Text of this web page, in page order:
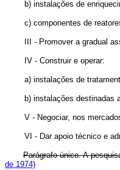
b) instalações de
c) componentes de
III - Promover a gradual
IV - Construir e operar:
a) instalações de
b) instalações destinadas
V - Negociar, nos
VI - Dar apoio técnico e
Parágrafo único. A
de 1974)